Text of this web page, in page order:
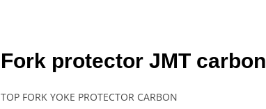
Fork protector JMT carbon
TOP FORK YOKE PROTECTOR CARBON